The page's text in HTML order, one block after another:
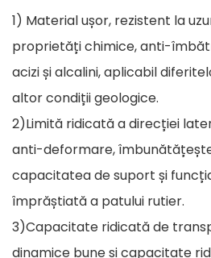
1) Material ușor, rezistent la
proprietăți chimice, anti-
acizi și alcalini, aplicabil
altor condiții geologice.
2)Limită ridicată a direcției
anti-deformare,
capacitatea de suport și
împrăștiată a patului rutier.
3)Capacitate ridicată de
dinamice bune și capacitate